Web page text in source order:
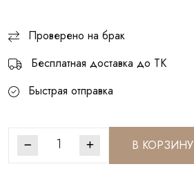
Проверено на брак
Бесплатная доставка до ТК
Быстрая отправка
В КОРЗИНУ